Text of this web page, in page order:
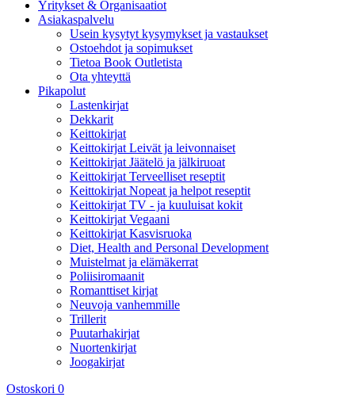
Yritykset & Organisaatiot
Asiakaspalvelu
Usein kysytyt kysymykset ja vastaukset
Ostoehdot ja sopimukset
Tietoa Book Outletista
Ota yhteyttä
Pikapolut
Lastenkirjat
Dekkarit
Keittokirjat
Keittokirjat Leivät ja leivonnaiset
Keittokirjat Jäätelö ja jälkiruoat
Keittokirjat Terveelliset reseptit
Keittokirjat Nopeat ja helpot reseptit
Keittokirjat TV - ja kuuluisat kokit
Keittokirjat Vegaani
Keittokirjat Kasvisruoka
Diet, Health and Personal Development
Muistelmat ja elämäkerrat
Poliisiromaanit
Romanttiset kirjat
Neuvoja vanhemmille
Trillerit
Puutarhakirjat
Nuortenkirjat
Joogakirjat
Ostoskori 0